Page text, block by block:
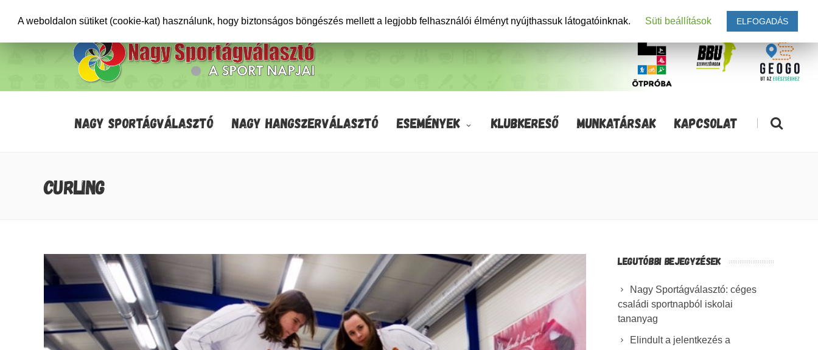
NAGY SPORTÁGVÁLASZTÓ NAGY HANGSZERVÁLASZTÓ ESEMÉNYEK KLUBKERESŐ MUNKATÁRSAK KAPCSOLAT |
CURLING
LEGUTÓBBI BEJEGYZÉSEK
Nagy Sportágválasztó: céges
családi sportnapból iskolai
tananyag
Elindult a jelentkezés a
A weboldalon sütiket (cookie-kat) használunk, hogy biztonságos böngészés mellett a legjobb felhasználói élményt nyújthassuk látogatóinknak. Süti beállítások ELFOGADÁS